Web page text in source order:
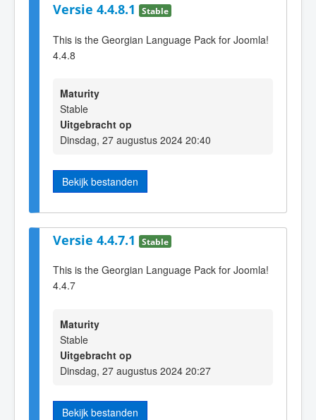
Versie 4.4.8.1 Stable
This is the Georgian Language Pack for Joomla!
4.4.8
Maturity
Stable
Uitgebracht op
Dinsdag, 27 augustus 2024 20:40
Bekijk bestanden
Versie 4.4.7.1 Stable
This is the Georgian Language Pack for Joomla!
4.4.7
Maturity
Stable
Uitgebracht op
Dinsdag, 27 augustus 2024 20:27
Bekijk bestanden